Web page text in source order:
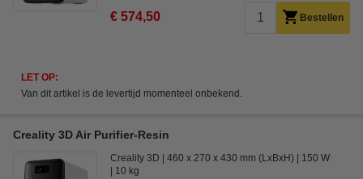
€ 574,50 Bestellen
LET OP:
Van dit artikel is de levertijd momenteel onbekend.
Creality 3D Air Purifier-Resin
Creality 3D 460 x 270 x 430 mm (LxBxH)
150 W
10 kg